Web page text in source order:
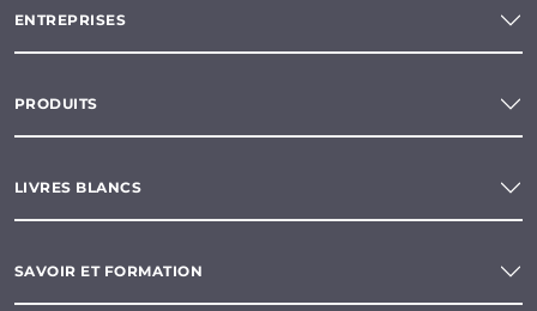
ENTREPRISES
PRODUITS
LIVRES BLANCS
SAVOIR ET FORMATION